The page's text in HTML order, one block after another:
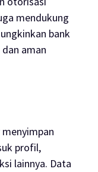
mendukung
bank
aman
profil,
lainnya. Data